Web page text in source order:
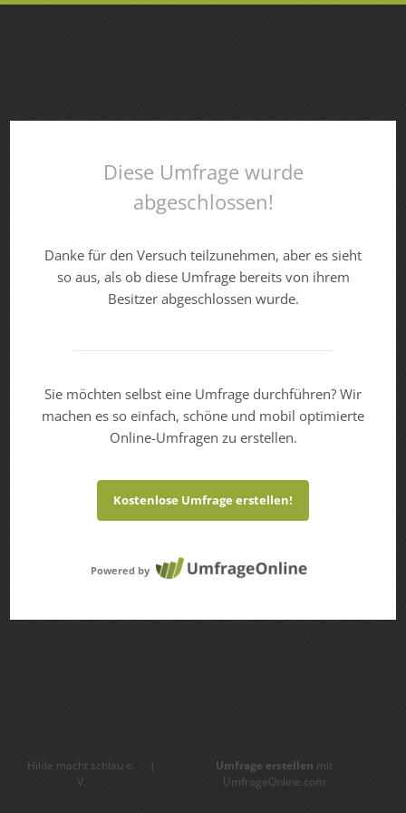
Diese Umfrage wurde
abgeschlossen!
Danke für den Versuch teilzunehmen, aber es sieht
so aus, als ob diese Umfrage bereits von ihrem
Besitzer abgeschlossen wurde.
Sie möchten selbst eine Umfrage durchführen? Wir
machen es so einfach, schöne und mobil optimierte
Online-Umfragen zu erstellen.
Kostenlose Umfrage erstellen!
Powered by
Hilde macht schlau e.
V.
| Umfrage erstellen mit
UmfrageOnline.com